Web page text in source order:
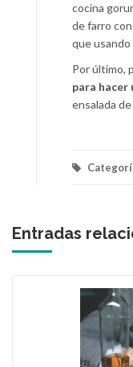
cocina
de farro
que
Por último,
para hacer
ensalada
Entradas